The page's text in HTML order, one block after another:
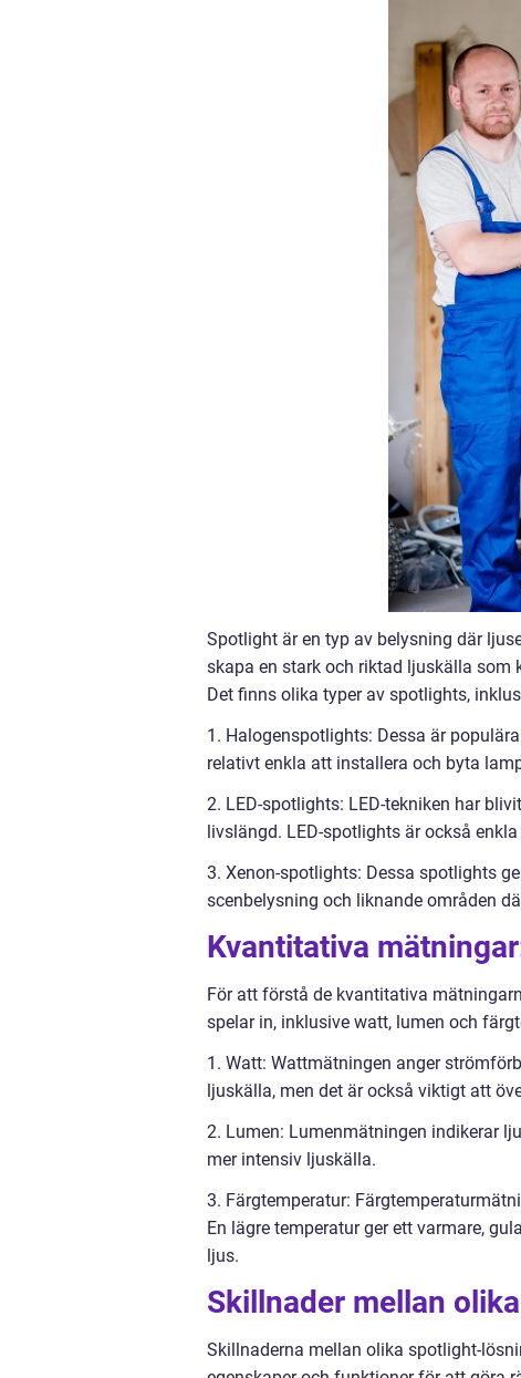
Spotlight är en typ av belysning där
skapa en stark och riktad ljuskälla som
Det finns olika typer av spotlights,
1. Halogenspotlights: Dessa är
relativt enkla att installera och byta
2. LED-spotlights: LED-tekniken har
livslängd. LED-spotlights är också
3. Xenon-spotlights: Dessa spotlights
scenbelysning och liknande områden
Kvantitativa
För att förstå de kvantitativa
spelar in, inklusive watt, lumen och
1. Watt: Wattmätningen anger
ljuskälla, men det är också viktigt att
2. Lumen: Lumenmätningen indikerar
mer intensiv ljuskälla.
3. Färgtemperatur:
En lägre temperatur ger ett varmare,
ljus.
Skillnader mellan
Skillnaderna mellan olika spotlight-